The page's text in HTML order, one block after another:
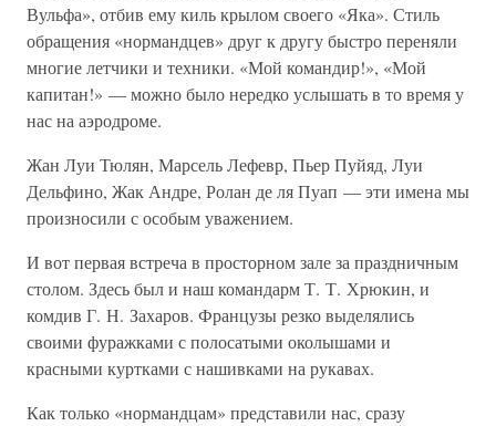
Вульфа», отбив ему киль крылом своего «Яка». Стиль
обращения «нормандцев» друг к другу быстро переняли
многие летчики и техники. «Мой командир!», «Мой
капитан!» — можно было нередко услышать в то время у
нас на аэродроме.
Жан Луи Тюлян, Марсель Лефевр, Пьер Пуйяд, Луи
Дельфино, Жак Андре, Ролан де ля Пуап — эти имена мы
произносили с особым уважением.
И вот первая встреча в просторном зале за праздничным
столом. Здесь был и наш командарм Т. Т. Хрюкин, и
комдив Г. Н. Захаров. Французы резко выделялись
своими фуражками с полосатыми околышами и
красными куртками с нашивками на рукавах.
Как только «нормандцам» представили нас, сразу